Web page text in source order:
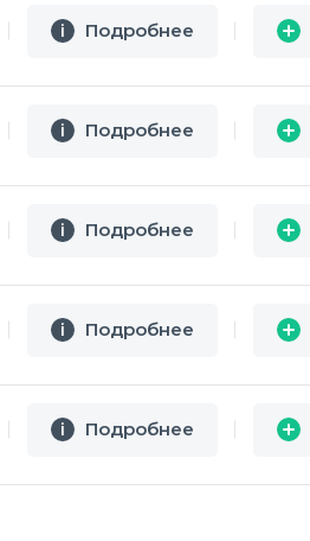
i Подробнее i
i Подробнее i
i Подробнее i
i Подробнее i
i Подробнее i